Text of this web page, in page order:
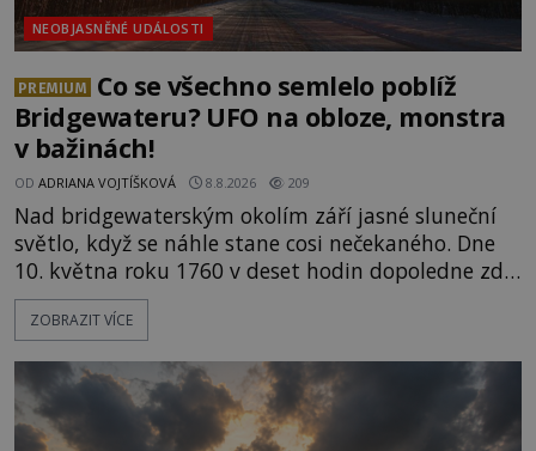
NEOBJASNĚNÉ UDÁLOSTI
PREMIUM
Co se všechno semlelo poblíž
Bridgewateru? UFO na obloze, monstra
v bažinách!
OD ADRIANA VOJTÍŠKOVÁ 8.8.2026 209
Nad bridgewaterským okolím září jasné sluneční
světlo, když se náhle stane cosi nečekaného. Dne
10. května roku 1760 v deset hodin dopoledne zde
dojde k vůbec prvnímu historicky doloženému
přeletu UFO. Podle záznamů vyzařuje takové
jen o nějaký optický klam, nebo se zde skutečně
právě vznáší mimozemská loď
ZOBRAZIT VÍCE